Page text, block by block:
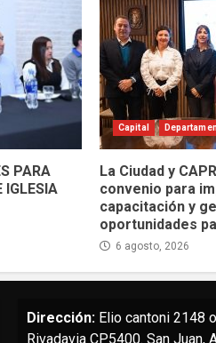
PARA
IGLESIA
Capital
La Ciudad y
convenio para
capacitación y
oportunidades
6 agosto, 2026
Dirección:Elio cantoni 2148
Rivadavia CP5400. San Juan,